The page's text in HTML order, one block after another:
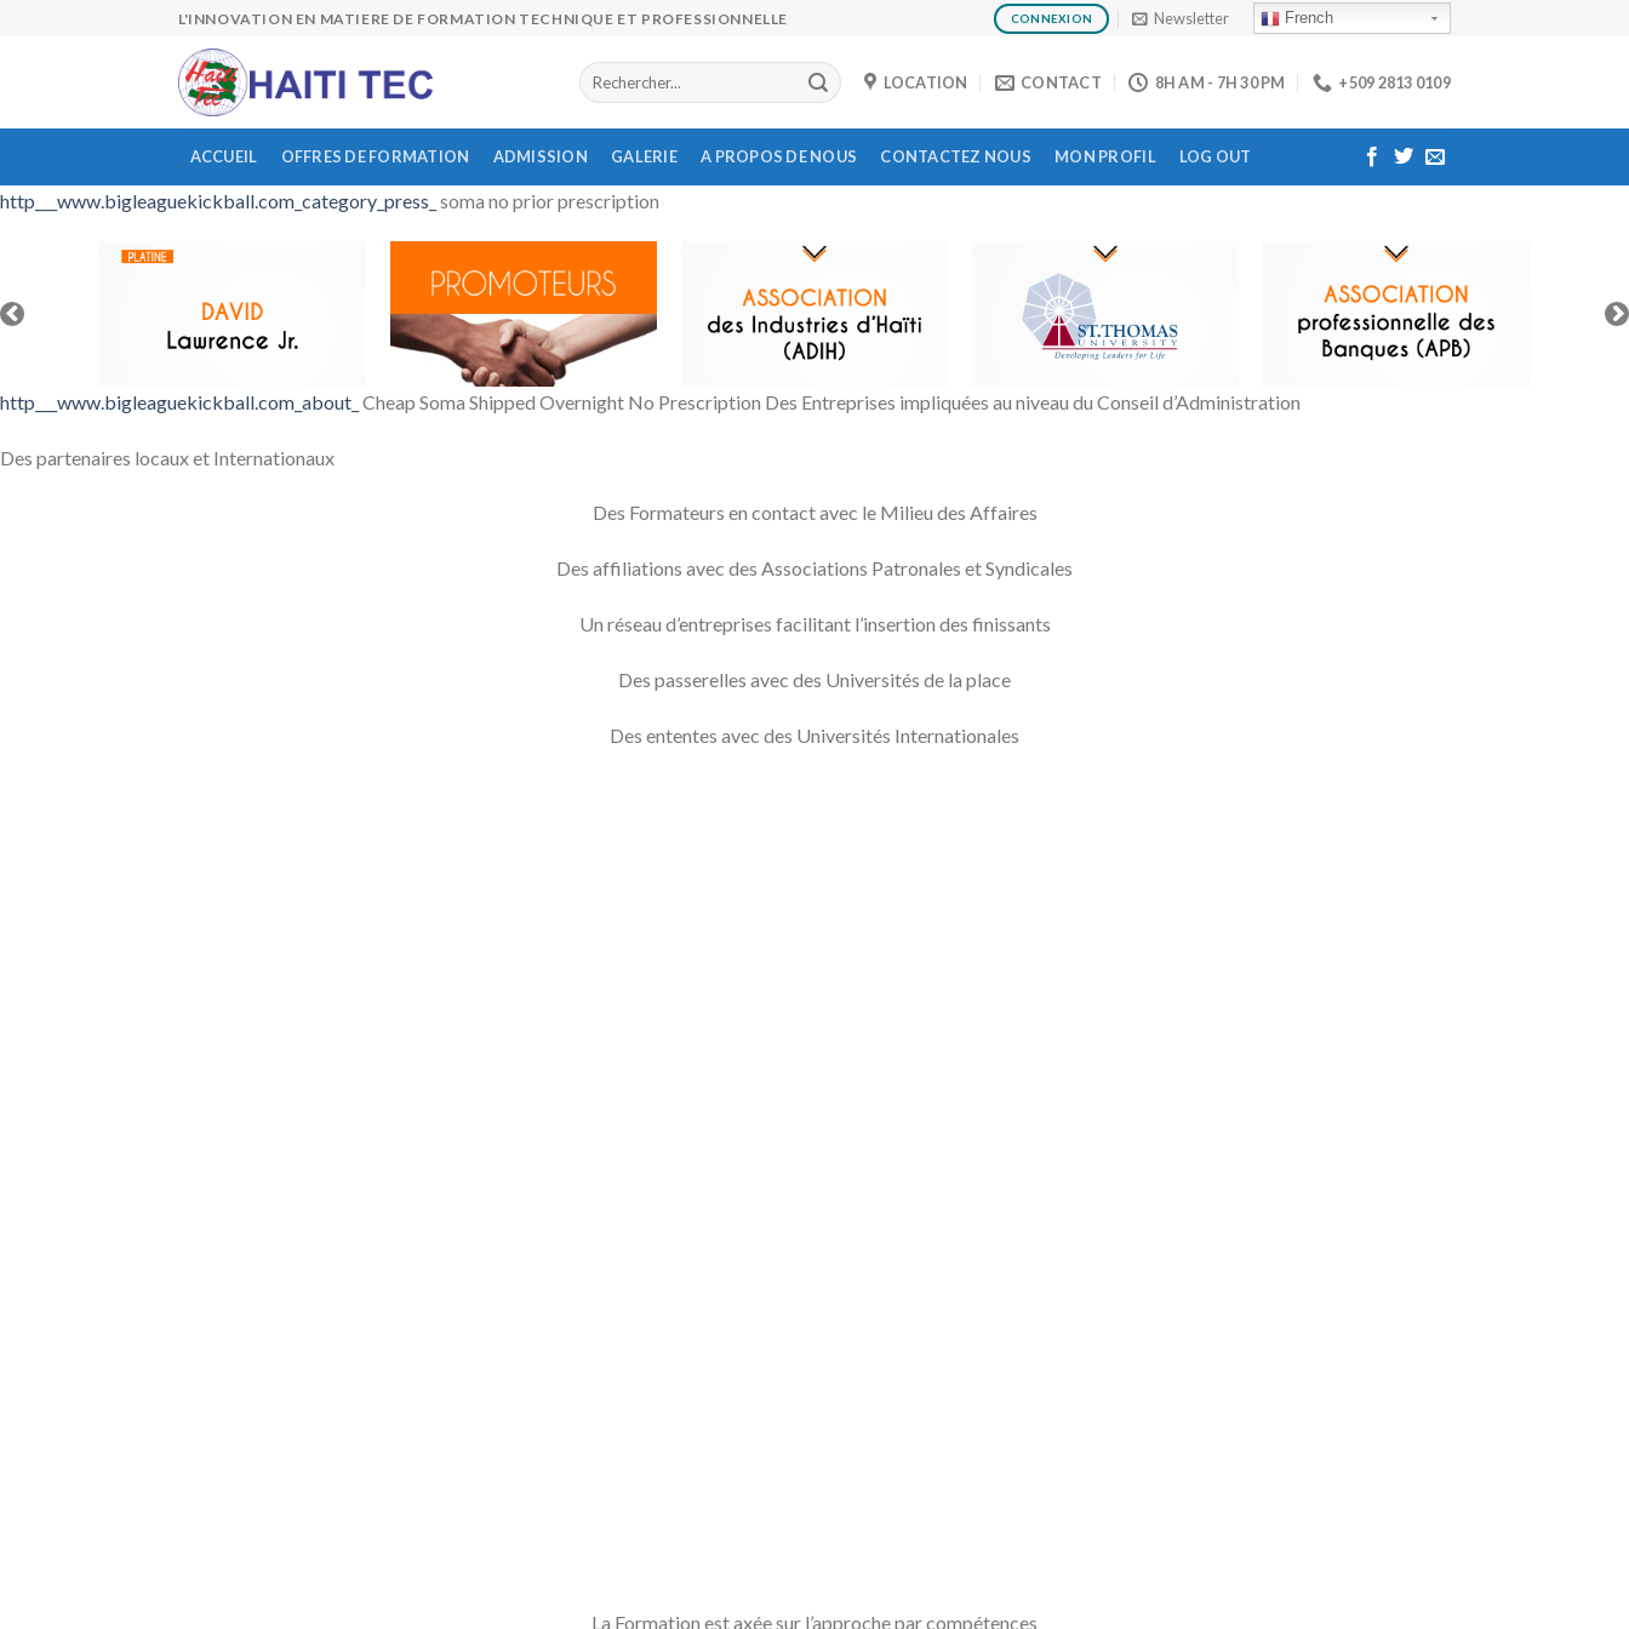
L'INNOVATION EN MATIERE DE FORMATION TECHNIQUE ET PROFESSIONNELLE CONNEXION Newsletter French
LOCATION CONTACT 8H AM - 7H 30 PM +509 2813 0109
ACCUEIL OFFRES DE FORMATION ADMISSION GALERIE A PROPOS DE NOUS CONTACTEZ NOUS MON PROFIL LOG OUT
http___www.bigleaguekickball.com_category_press_ soma no prior prescription
http___www.bigleaguekickball.com_about_ Cheap Soma Shipped Overnight No Prescription Des Entreprises impliquées au niveau du Conseil d’Administration
Des partenaires locaux et Internationaux
Des Formateurs en contact avec le Milieu des Affaires
Des affiliations avec des Associations Patronales et Syndicales
Un réseau d’entreprises facilitant l’insertion des finissants
Des passerelles avec des Universités de la place
Des ententes avec des Universités Internationales
La Formation est axée sur l’approche par compétences